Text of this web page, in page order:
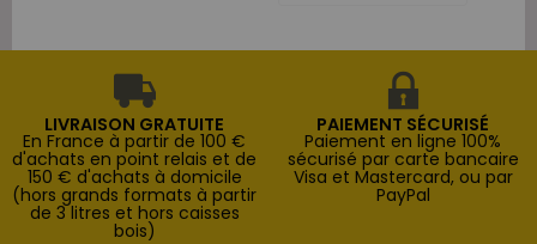
LIVRAISON GRATUITE
En France à partir de 100 €
d'achats en point relais et de
150 € d'achats à domicile
(hors grands formats à partir
de 3 litres et hors caisses
bois)
PAIEMENT SÉCURISÉ
Paiement en ligne 100%
sécurisé par carte bancaire
Visa et Mastercard, ou par
PayPal